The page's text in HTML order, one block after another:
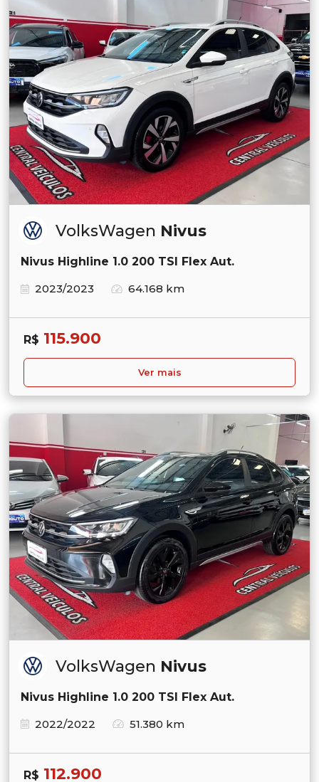
VolksWagen Nivus
Nivus Highline 1.0 200 TSI Flex Aut.
2023/2023
64.168 km
R$ 115.900
Ver mais
VolksWagen Nivus
Nivus Highline 1.0 200 TSI Flex Aut.
2022/2022
51.380 km
R$ 112.900